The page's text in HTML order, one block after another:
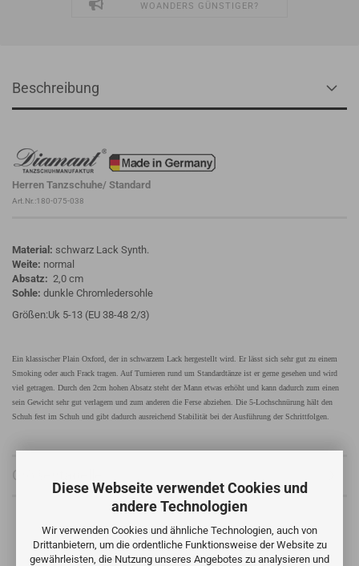
Diese Webseite verwendet Cookies und
andere Technologien
Wir verwenden Cookies und ähnliche Technologien, auch von
Drittanbietern, um die ordentliche Funktionsweise der Website zu
gewährleisten, die Nutzung unseres Angebotes zu analysieren und
WOANDERS GÜNSTIGER?
Beschreibung
Herren Tanzschuhe/ Standard
Art.Nr.:180-075-038
Material: schwarz Lack Synth.
Weite: normal
Absatz: 2,0 cm
Sohle: dunkle Chromledersohle
Größen:Uk 5-13 (EU 38-48 2/3)
Ein klassischer Plain Oxford, der in schwarzem Lack hergestellt wird. Er lässt sich sehr gut zu einem
Smoking oder auch Frack tragen. Auf Turnieren rund um Standardtänze ist er gerne gesehen und wird
viel getragen. Durch den 2cm hohen Absatz steht der Mann etwas erhöht und kann dadurch zum einen
sein Gewicht sehr gut verlagern und zum anderen die Ferse abziehen. Die 5-Lochschnürung hält den
Schuh fest im Schuh und gibt dadurch ausreichend Stabilität bei der Ausführung der Schrittfolgen.
Größentabelle